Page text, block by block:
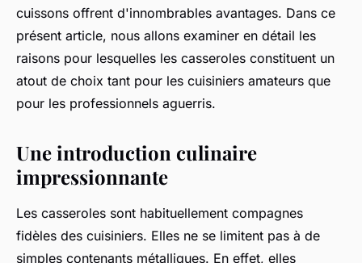
cuissons offrent d'innombrables avantages. Dans ce
présent article, nous allons examiner en détail les
raisons pour lesquelles les casseroles constituent un
atout de choix tant pour les cuisiniers amateurs que
pour les professionnels aguerris.
Une introduction culinaire
impressionnante
Les casseroles sont habituellement compagnes
fidèles des cuisiniers. Elles ne se limitent pas à de
simples contenants métalliques. En effet, elles